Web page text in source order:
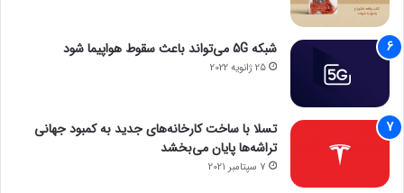
شبکه 5G می‌تواند باعث سقوط هواپیما شود
25 ژانویه 2022
تسلا با ساخت کارخانه‌های جدید به کمبود جهانی
تراشه‌ها پایان می‌بخشد
7 سپتامبر 2021